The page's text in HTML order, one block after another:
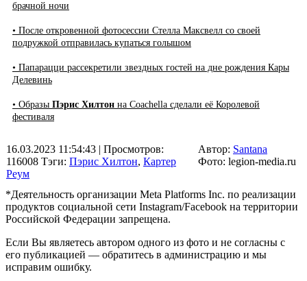
брачной ночи
• После откровенной фотосессии Стелла Максвелл со своей
подружкой отправилась купаться голышом
• Папарацци рассекретили звездных гостей на дне рождения Кары
Делевинь
• Образы Пэрис Хилтон на Coachella сделали её Королевой
фестиваля
16.03.2023 11:54:43 | Просмотров:
116008 Тэги: Пэрис Хилтон, Картер
Реум
Автор: Santana
Фото: legion-media.ru
*Деятельность организации Meta Platforms Inc. по реализации
продуктов социальной сети Instagram/Facebook на территории
Российской Федерации запрещена.
Если Вы являетесь автором одного из фото и не согласны с
его публикацией — обратитесь в администрацию и мы
исправим ошибку.